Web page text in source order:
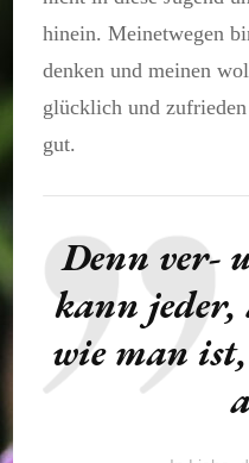
hinein. Meinetwegen
denken und meinen
glücklich und
gut.
Denn ver-
kann jeder,
wie man